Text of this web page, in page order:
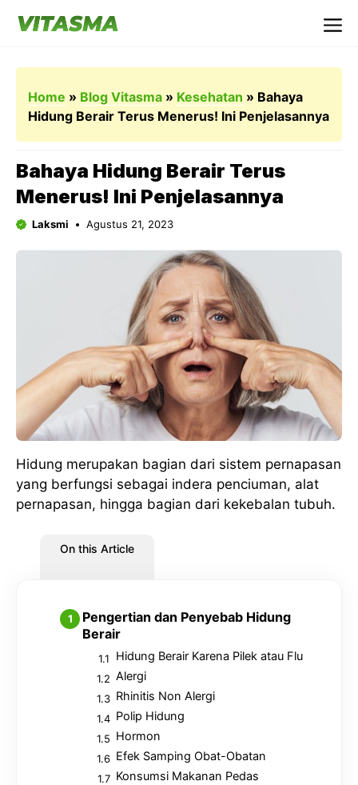
Home » Blog Vitasma » Kesehatan » Bahaya
Hidung Berair Terus Menerus! Ini Penjelasannya
Bahaya Hidung Berair Terus
Menerus! Ini Penjelasannya
Laksmi Agustus 21, 2023
Hidung merupakan bagian dari sistem pernapasan
yang berfungsi sebagai indera penciuman, alat
pernapasan, hingga bagian dari kekebalan tubuh.
On this Article
Pengertian dan Penyebab Hidung
Berair
Hidung Berair Karena Pilek atau Flu
Alergi
Rhinitis Non Alergi
Polip Hidung
Hormon
Efek Samping Obat-Obatan
Konsumsi Makanan Pedas